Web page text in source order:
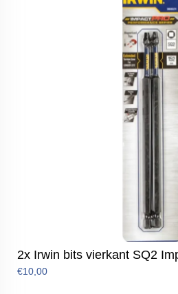
2x Irwin bits vierkant SQ2
€10,00